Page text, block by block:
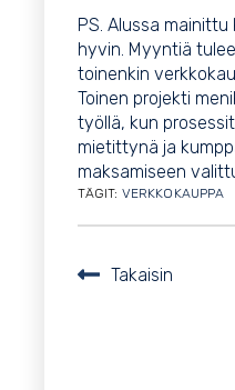
PS. Alussa
hyvin. Myyntiä
toinenkin
Toinen projekti
työllä, kun
mietittynä ja
maksamiseen
TÄGIT: VERKKOKAUPPA
Takaisin